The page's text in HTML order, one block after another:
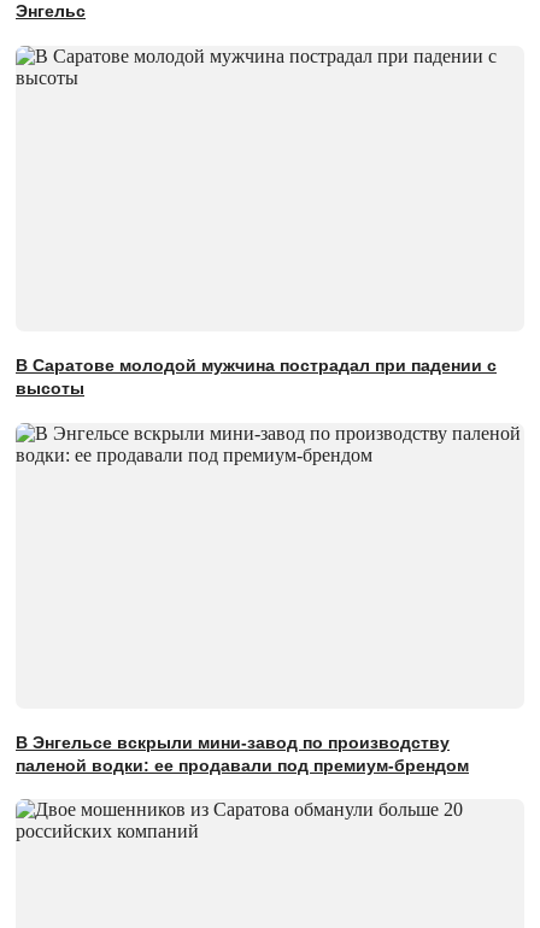
Энгельс
В Саратове молодой мужчина пострадал при падении с
высоты
В Энгельсе вскрыли мини-завод по производству
паленой водки: ее продавали под премиум-брендом